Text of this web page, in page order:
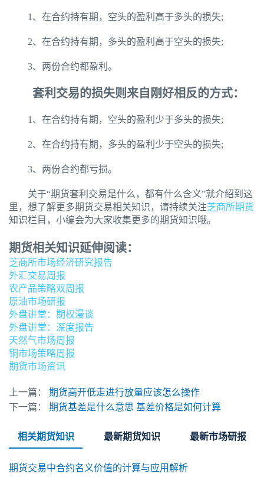
1、在合约持有期，空头的盈利高于多头的损失;
2、在合约持有期，多头的盈利高于空头的损失;
3、两份合约都盈利。
套利交易的损失则来自刚好相反的方式：
1、在合约持有期，空头的盈利少于多头的损失;
2、在合约持有期，多头的盈利少于空头的损失;
3、两份合约都亏损。
关于“期货套利交易是什么，都有什么含义”就介绍到这
里，想了解更多期货交易相关知识，请持续关注芝商所期货
知识栏目，小编会为大家收集更多的期货知识哦。
期货相关知识延伸阅读：
芝商所市场经济研究报告
外汇交易周报
农产品策略双周报
原油市场研报
外盘讲堂：期权漫谈
外盘讲堂：深度报告
天然气市场周报
铜市场策略周报
期货市场资讯
上一篇：
期货高开低走进行放量应该怎么操作
下一篇：
期货基差是什么意思 基差价格是如何计算
相关期货知识 最新期货知识 最新市场研报
期货交易中合约名义价值的计算与应用解析